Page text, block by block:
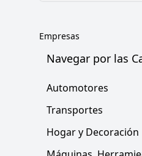
Empresas
Navegar por las
Automotores
Transportes
Hogar y Decoración